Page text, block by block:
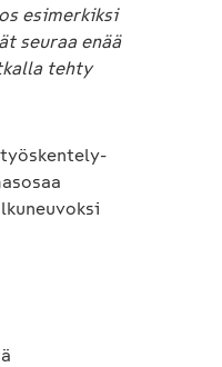
esimerkiksi
seuraa enää
tehty